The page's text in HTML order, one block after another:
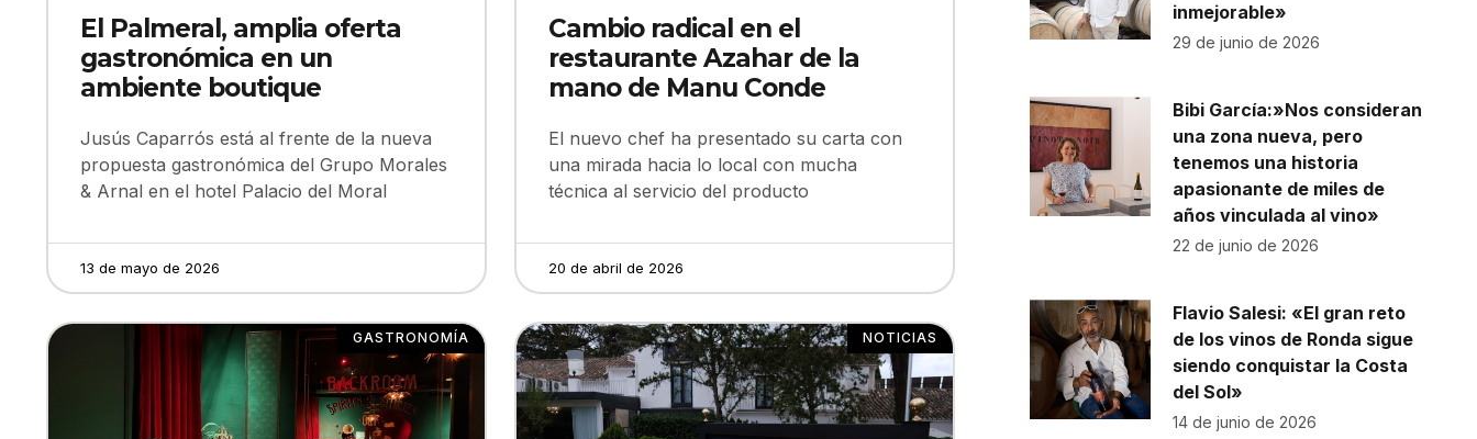
El Palmeral, amplia oferta
gastronómica en un
ambiente boutique
Jusús Caparrós está al frente de la nueva
propuesta gastronómica del Grupo Morales
& Arnal en el hotel Palacio del Moral
13 de mayo de 2026
Cambio radical en el
restaurante Azahar de la
mano de Manu Conde
El nuevo chef ha presentado su carta con
una mirada hacia lo local con mucha
técnica al servicio del producto
20 de abril de 2026
GASTRONOMÍA NOTICIAS
inmejorable»
29 de junio de 2026
Bibi García:»Nos consideran
una zona nueva, pero
tenemos una historia
apasionante de miles de
años vinculada al vino»
22 de junio de 2026
Flavio Salesi: «El gran reto
de los vinos de Ronda sigue
siendo conquistar la Costa
del Sol»
14 de junio de 2026